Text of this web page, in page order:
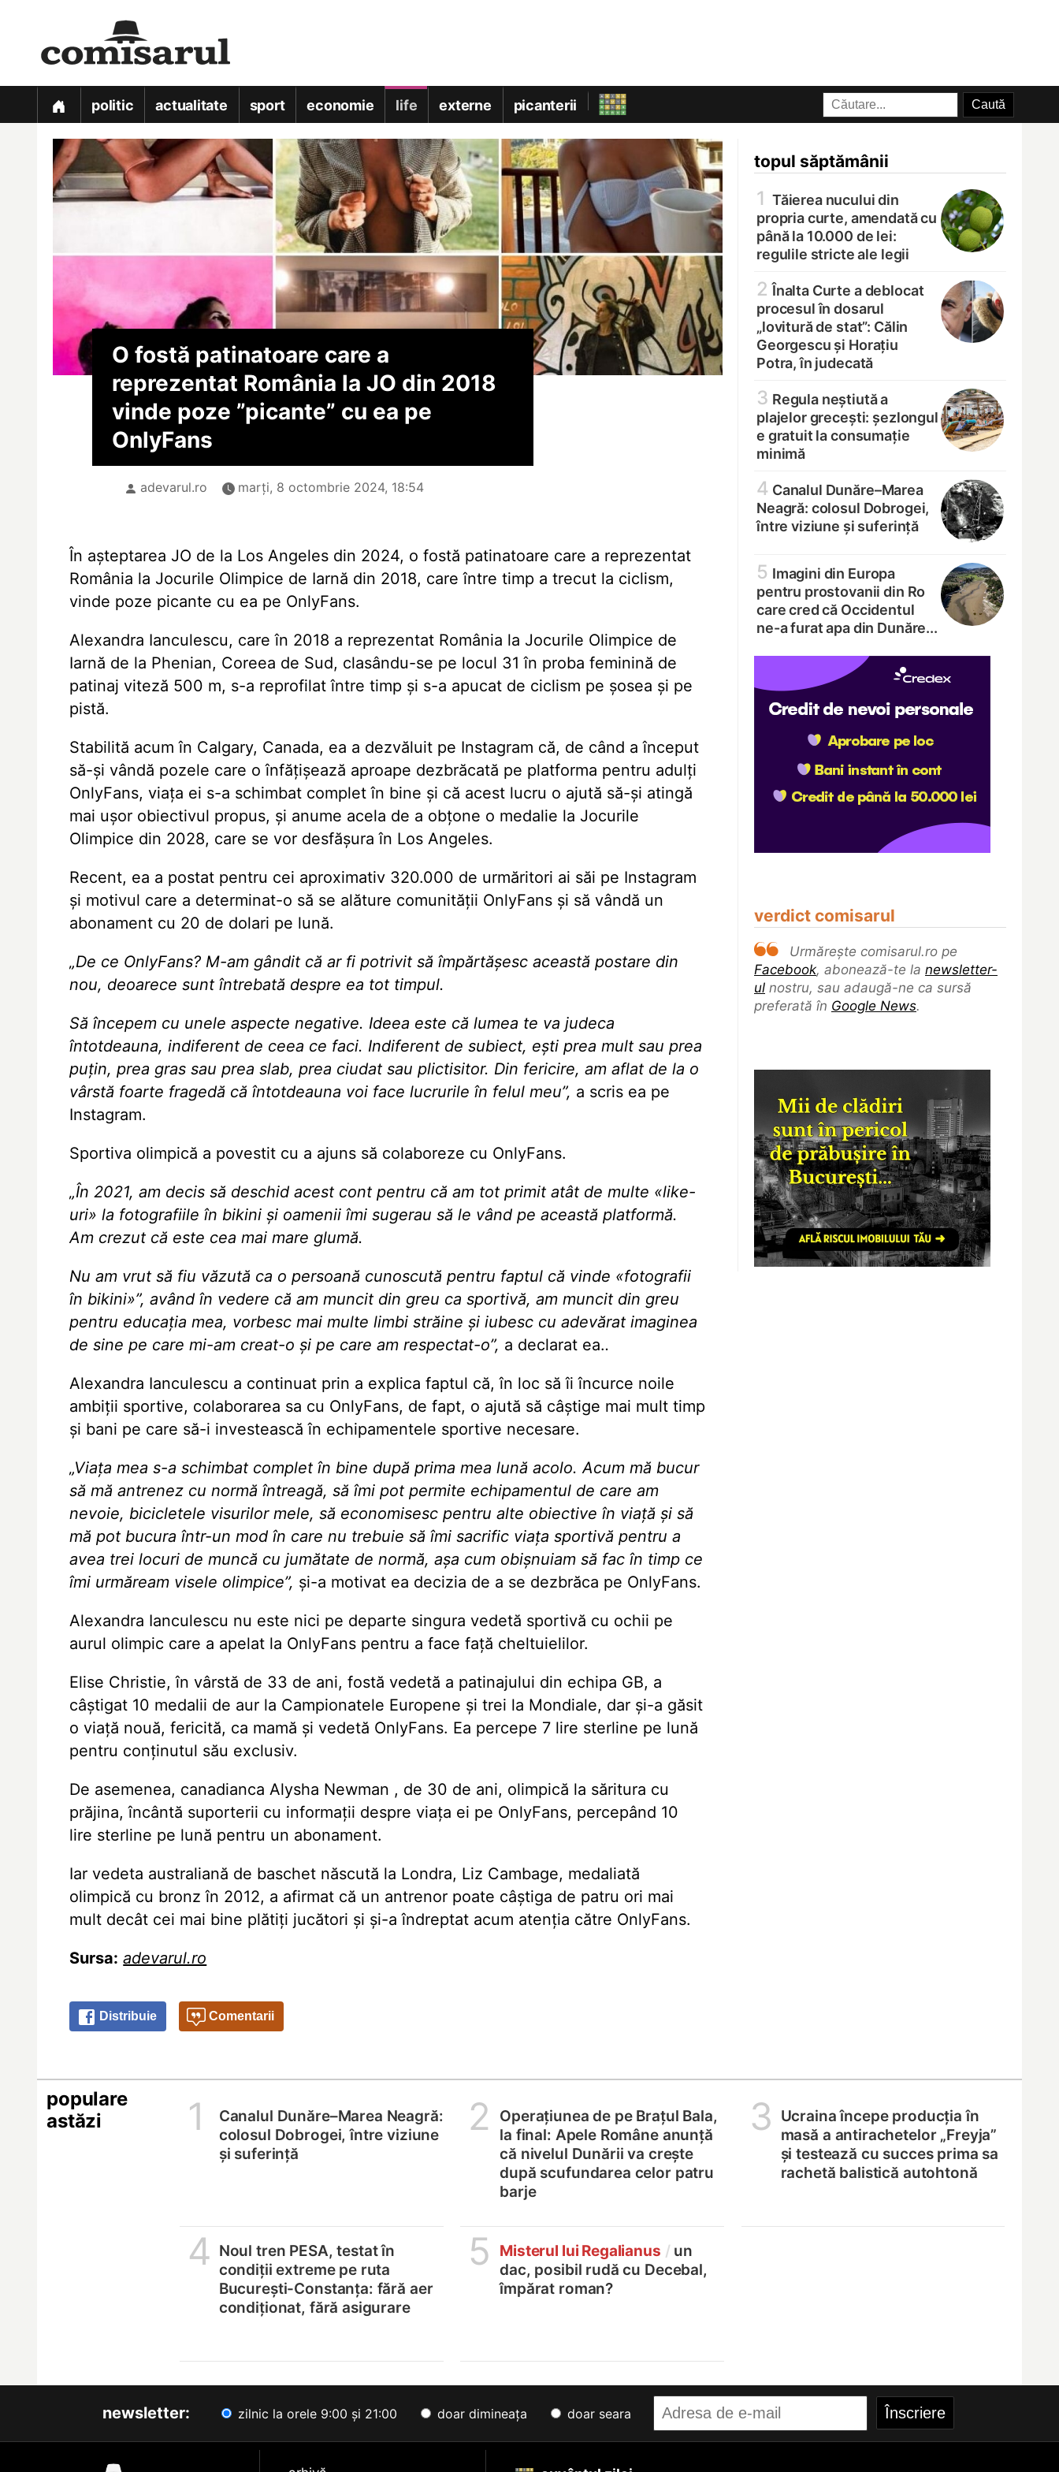
politic actualitate sport economie life externe picanterii
topul săptămânii
1 Tăierea nucului din
propria curte, amendată cu
până la 10.000 de lei:
regulile stricte ale legii
2 Înalta Curte a deblocat
procesul în dosarul
„lovitură de stat”: Călin
Georgescu și Horațiu
Potra, în judecată
3 Regula neștiută a
plajelor grecești: șezlongul
e gratuit la consumație
minimă
4 Canalul Dunăre–Marea
Neagră: colosul Dobrogei,
între viziune și suferință
5 Imagini din Europa
pentru prostovanii din Ro
care cred că Occidentul
ne-a furat apa din Dunăre...
verdict comisarul
Urmărește comisarul.ro pe
Facebook, abonează-te la newsletter-
ul nostru, sau adaugă-ne ca sursă
preferată în Google News.
O fostă patinatoare care a
reprezentat România la JO din 2018
vinde poze ”picante” cu ea pe
OnlyFans
adevarul.ro marți, 8 octombrie 2024, 18:54
În aşteptarea JO de la Los Angeles din 2024, o fostă patinatoare care a reprezentat
România la Jocurile Olimpice de Iarnă din 2018, care între timp a trecut la ciclism,
vinde poze picante cu ea pe OnlyFans.
Alexandra Ianculescu, care în 2018 a reprezentat România la Jocurile Olimpice de
Iarnă de la Phenian, Coreea de Sud, clasându-se pe locul 31 în proba feminină de
patinaj viteză 500 m, s-a reprofilat între timp și s-a apucat de ciclism pe șosea și pe
pistă.
Stabilită acum în Calgary, Canada, ea a dezvăluit pe Instagram că, de când a început
să-şi vândă pozele care o înfăţişează aproape dezbrăcată pe platforma pentru adulţi
OnlyFans, viaţa ei s-a schimbat complet în bine şi că acest lucru o ajută să-şi atingă
mai uşor obiectivul propus, şi anume acela de a obţone o medalie la Jocurile
Olimpice din 2028, care se vor desfăşura în Los Angeles.
Recent, ea a postat pentru cei aproximativ 320.000 de urmăritori ai săi pe Instagram
şi motivul care a determinat-o să se alăture comunităţii OnlyFans şi să vândă un
abonament cu 20 de dolari pe lună.
„De ce OnlyFans? M-am gândit că ar fi potrivit să împărtășesc această postare din
nou, deoarece sunt întrebată despre ea tot timpul.
Să începem cu unele aspecte negative. Ideea este că lumea te va judeca
întotdeauna, indiferent de ceea ce faci. Indiferent de subiect, ești prea mult sau prea
puțin, prea gras sau prea slab, prea ciudat sau plictisitor. Din fericire, am aflat de la o
vârstă foarte fragedă că întotdeauna voi face lucrurile în felul meu”, a scris ea pe
Instagram.
Sportiva olimpică a povestit cu a ajuns să colaboreze cu OnlyFans.
„În 2021, am decis să deschid acest cont pentru că am tot primit atât de multe «like-
uri» la fotografiile în bikini și oamenii îmi sugerau să le vând pe această platformă.
Am crezut că este cea mai mare glumă.
Nu am vrut să fiu văzută ca o persoană cunoscută pentru faptul că vinde «fotografii
în bikini»”, având în vedere că am muncit din greu ca sportivă, am muncit din greu
pentru educația mea, vorbesc mai multe limbi străine și iubesc cu adevărat imaginea
de sine pe care mi-am creat-o și pe care am respectat-o”, a declarat ea..
Alexandra Ianculescu a continuat prin a explica faptul că, în loc să îi încurce noile
ambiții sportive, colaborarea sa cu OnlyFans, de fapt, o ajută să câştige mai mult timp
şi bani pe care să-i investească în echipamentele sportive necesare.
„Viața mea s-a schimbat complet în bine după prima mea lună acolo. Acum mă bucur
să mă antrenez cu normă întreagă, să îmi pot permite echipamentul de care am
nevoie, bicicletele visurilor mele, să economisesc pentru alte obiective în viață și să
mă pot bucura într-un mod în care nu trebuie să îmi sacrific viața sportivă pentru a
avea trei locuri de muncă cu jumătate de normă, așa cum obișnuiam să fac în timp ce
îmi urmăream visele olimpice”, şi-a motivat ea decizia de a se dezbrăca pe OnlyFans.
Alexandra Ianculescu nu este nici pe departe singura vedetă sportivă cu ochii pe
aurul olimpic care a apelat la OnlyFans pentru a face față cheltuielilor.
Elise Christie, în vârstă de 33 de ani, fostă vedetă a patinajului din echipa GB, a
câștigat 10 medalii de aur la Campionatele Europene și trei la Mondiale, dar și-a găsit
o viață nouă, fericită, ca mamă și vedetă OnlyFans. Ea percepe 7 lire sterline pe lună
pentru conținutul său exclusiv.
De asemenea, canadiancaAlysha Newman , de 30 de ani, olimpică la săritura cu
prăjina, încântă suporterii cu informații despre viața ei pe OnlyFans, percepând 10
lire sterline pe lună pentru un abonament.
Iar vedeta australiană de baschet născută la Londra, Liz Cambage, medaliată
olimpică cu bronz în 2012, a afirmat că un antrenor poate câștiga de patru ori mai
mult decât cei mai bine plătiți jucători și și-a îndreptat acum atenția către OnlyFans.
Sursa: adevarul.ro
Distribuie Comentarii
populare
astăzi
1
Canalul Dunăre–Marea Neagră:
colosul Dobrogei, între viziune
și suferință
2
Operațiunea de pe Brațul Bala,
la final: Apele Române anunță
că nivelul Dunării va crește
după scufundarea celor patru
barje
3
Ucraina începe producția în
masă a antirachetelor „Freyja”
și testează cu succes prima sa
rachetă balistică autohtonă
4 Noul tren PESA, testat în
condiții extreme pe ruta
București-Constanța: fără aer
condiționat, fără asigurare
5 Misterul lui Regalianus / un
dac, posibil rudă cu Decebal,
împărat roman?
newsletter: zilnic la orele 9:00 și 21:00 doar dimineața doar seara